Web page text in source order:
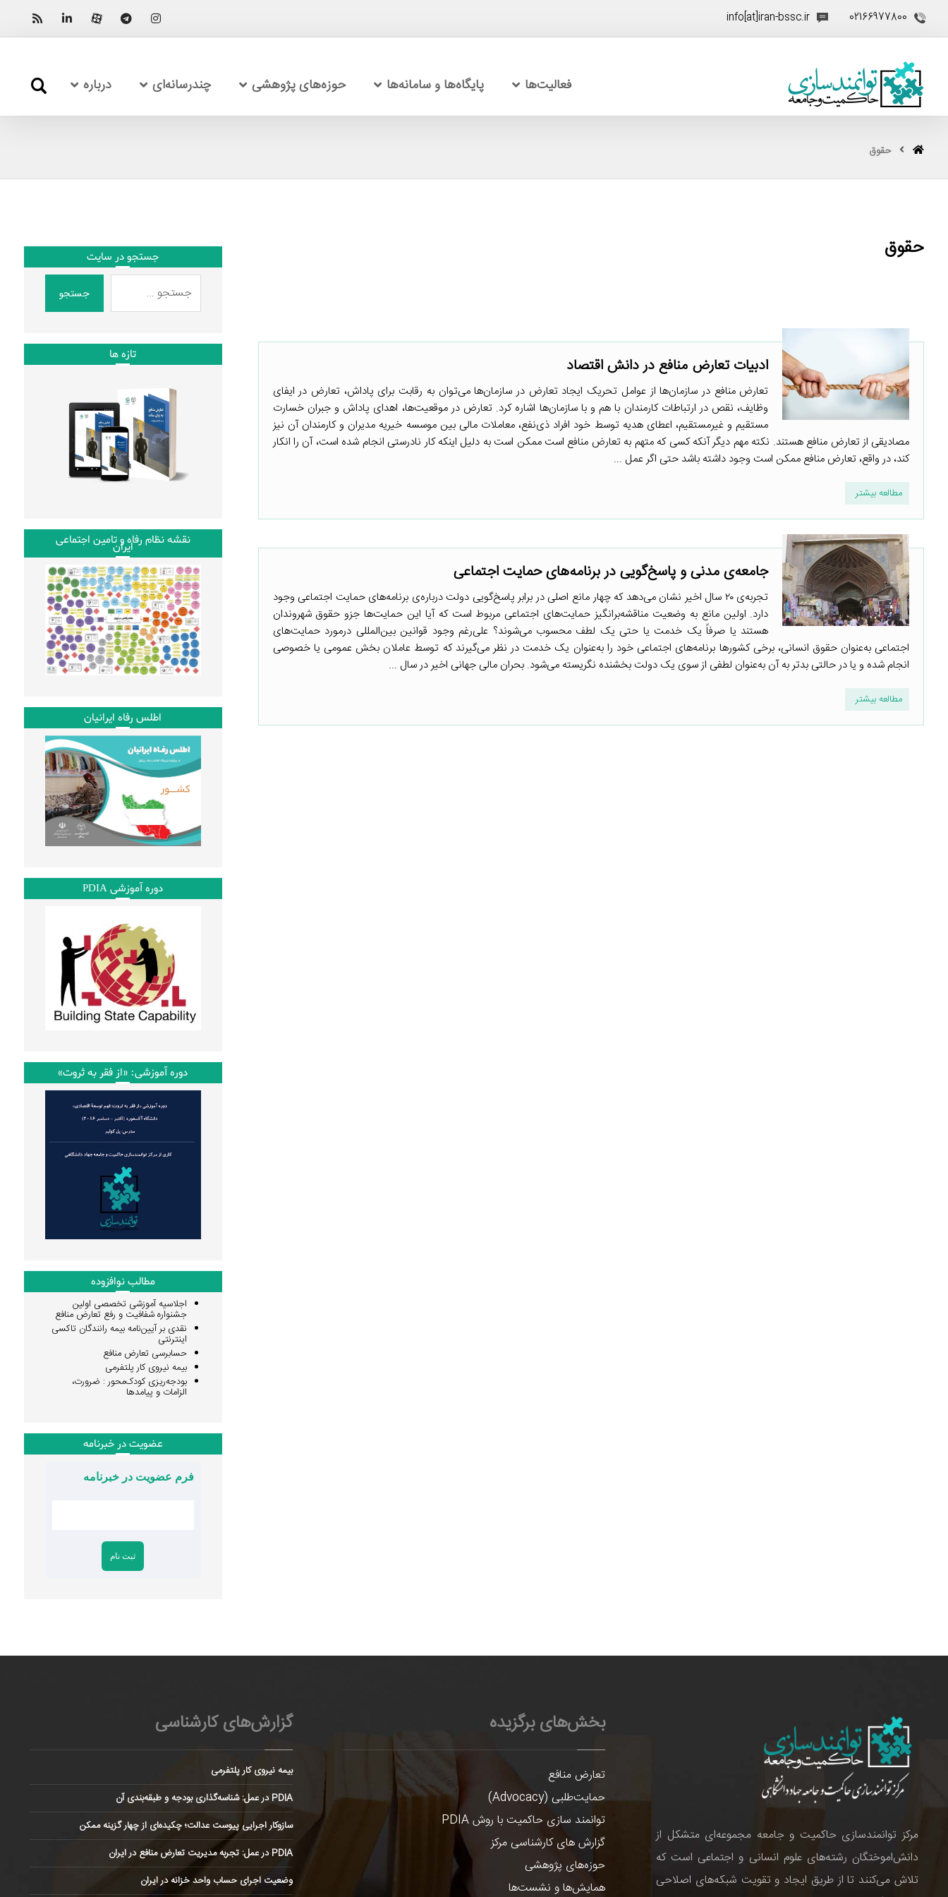
02166977800
info[at]iran-bssc.ir
فعالیت‌ها پایگاه‌ها و سامانه‌ها حوزه‌های پژوهشی چندرسانه‌ای درباره
حقوق
حقوق
ادبیات تعارض منافع در دانش اقتصاد
تعارض منافع در سازمان‌ها از عوامل تحریک ایجاد تعارض در سازمان‌ها می‌توان به رقابت برای پاداش، تعارض در ایفای
وظایف، نقص در ارتباطات کارمندان با هم و با سازمان‌ها اشاره کرد. تعارض در موقعیت‌ها، اهدای پاداش و جبران خسارت
مستقیم و غیرمستقیم، اعطای هدیه توسط خود افراد ذی‌نفع، معاملات مالی بین موسسه خیریه مدیران و کارمندان آن نیز
مصادیقی از تعارض منافع هستند. نکته مهم دیگر آنکه کسی که متهم به تعارض منافع است ممکن است به دلیل اینکه کار نادرستی انجام شده است، آن را انکار
کند، در واقع، تعارض منافع ممکن است وجود داشته باشد حتی اگر عمل ...
مطالعه بیشتر
جامعه‌ی مدنی و پاسخ‌گویی در برنامه‌های حمایت اجتماعی
تجربه‌ی ۲۰ سال اخیر نشان می‌دهد که چهار مانع اصلی در برابر پاسخ‌گویی دولت درباره‌ی برنامه‌های حمایت اجتماعی وجود
دارد. اولین مانع به وضعیت مناقشه‌برانگیز حمایت‌های اجتماعی مربوط است که آیا این حمایت‌ها جزو حقوق شهروندان
هستند یا صرفاً یک خدمت یا حتی یک لطف محسوب می‌شوند؟ علی‌رغم وجود قوانین بین‌المللی درمورد حمایت‌های
اجتماعی به‌عنوان حقوق انسانی، برخی کشورها برنامه‌های اجتماعی خود را به‌عنوان یک خدمت در نظر می‌گیرند که توسط عاملان بخش عمومی یا خصوصی
انجام شده و یا در حالتی بدتر به آن به‌عنوان لطفی از سوی یک دولت بخشنده نگریسته می‌شود. بحران مالی جهانی اخیر در سال ...
مطالعه بیشتر
جستجو در سایت
جستجو
تازه ها
نقشه نظام رفاه و تامین اجتماعی
ایران
اطلس رفاه ایرانیان
دوره آموزشی PDIA
دوره آموزشی: «از فقر به ثروت»
مطالب نوافزوده
اجلاسیه آموزشی تخصصی اولین
جشنواره شفافیت و رفع تعارض منافع
نقدی بر آیین‌نامه بیمه رانندگان تاکسی
اینترنتی
حسابرسی تعارض منافع
بیمه نیروی کار پلتفرمی
بودجه‌ریزی کودک‌محور : ضرورت،
الزامات و پیامدها
عضویت در خبرنامه
فرم عضویت در خبرنامه
مرکز توانمندسازی حاکمیت و جامعه مجموعه‌ای متشکل از
دانش‌اموختگان رشته‌های علوم انسانی و اجتماعی است که
تلاش می‌کنند تا از طریق ایجاد و تقویت شبکه‌های اصلاحی
بخش‌های برگزیده
تعارض منافع
حمایت‌طلبی (Advocacy)
توانمند سازی حاکمیت با روش PDIA
گزارش های کارشناسی مرکز
حوزه‌های پژوهشی
همایش‌ها و نشست‌ها
گزارش‌های کارشناسی
بیمه نیروی کار پلتفرمی
PDIA در عمل: شناسه‌گذاری بودجه و طبقه‌بندی آن
سازوکار اجرایی پیوست عدالت؛ چکیده‌ای از چهار گزینه ممکن
PDIA در عمل: تجربه مدیریت تعارض منافع در ایران
وضعیت اجرای حساب واحد خزانه در ایران